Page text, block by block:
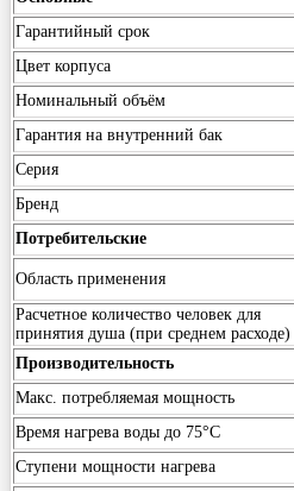
Гарантийный срок
Цвет корпуса
Номинальный объём
Гарантия на внутренний бак
Серия
Бренд
Потребительские
Область применения
Расчетное количество человек для
принятия душа (при среднем расходе)
Производительность
Макс. потребляемая мощность
Время нагрева воды до 75°С
Ступени мощности нагрева